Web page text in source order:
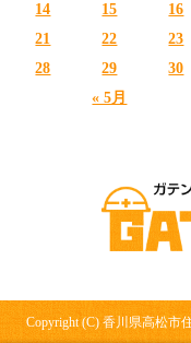
« 5月
14
15 16
21
22 23
28
29 30
Copyright (C) 香川県高松市